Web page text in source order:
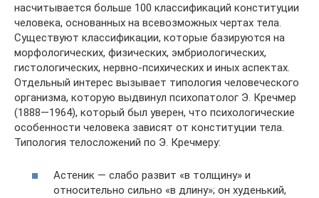
насчитывается больше 100 классификаций конституции
человека, основанных на всевозможных чертах тела.
Существуют классификации, которые базируются на
морфологических, физических, эмбриологических,
гистологических, нервно-психических и иных аспектах.
Отдельный интерес вызывает типология человеческого
организма, которую выдвинул психопатолог Э. Кречмер
(1888—1964), который был уверен, что психологические
особенности человека зависят от конституции тела.
Типология телосложений по Э. Кречмеру:
Астеник — слабо развит «в толщину» и
относительно сильно «в длину»; он худенький,